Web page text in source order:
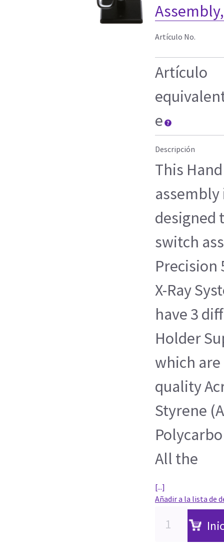
Artículo No.
Artículo
e
Descripción
This
designed
switch
Precision
X-Ray
have 3
Holder
which
quality
Styrene
All the
[...]
Añadir a la lista de